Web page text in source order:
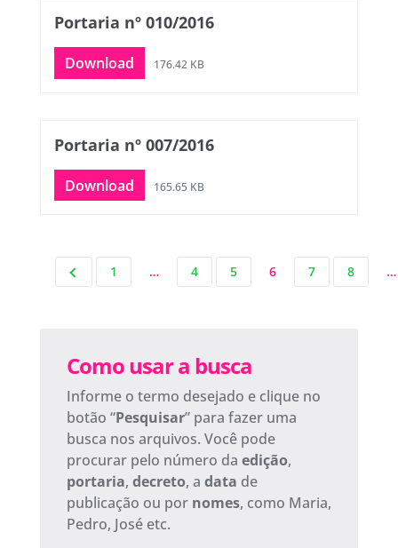
Portaria nº 010/2016
Download 176.42 KB
Portaria nº 007/2016
Download 165.65 KB
1 … 4 5 6 7 8 …
Como usar a busca
Informe o termo desejado e clique no
botão “Pesquisar” para fazer uma
busca nos arquivos. Você pode
procurar pelo número da edição,
portaria, decreto, a data de
publicação ou por nomes, como Maria,
Pedro, José etc.